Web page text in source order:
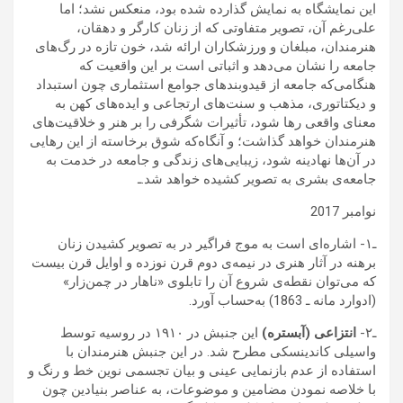
این نمایشگاه به نمایش گذارده شده بود، منعکس نشد؛ اما
علی‌رغم آن، تصویر متفاوتی که از زنان کارگر و دهقان،
هنرمندان، مبلغان و ورزشکاران ارائه شد، خون تازه‌‌ در رگ‌های
جامعه را نشان می‌دهد و اثباتی است بر این واقعیت که
هنگامی‌که جامعه از قیدوبندهای جوامع استثماری چون استبداد
و دیکتاتوری، مذهب و سنت‌های ارتجاعی و ایده‌های کهن به
معنای واقعی رها شود، تأثیرات شگرفی را بر هنر و خلاقیت‌های
هنرمندان خواهد گذاشت؛ و آنگاه‌که شوق برخاسته از این رهایی
در آن‌ها نهادینه شود، زیبایی‌های زندگی و جامعه در خدمت به
جامعه‌ی بشری به تصویر کشیده خواهد شد.ـ
نوامبر 2017
ـ۱- اشاره‌ای است به موج فراگیر در به تصویر کشیدن زنان
برهنه در آثار هنری در نیمه‌ی دوم قرن نوزده و اوایل قرن بیست
که می‌توان نقطه‌ی شروع آن را تابلوی «ناهار در چمن‌زار»
(ادوارد مانه ـ 1863) به‌حساب آورد.
ـ۲-
انتزاعی (آبستره)
این جنبش در ۱۹۱۰ در روسیه توسط
واسیلی کاندینسکی مطرح شد. در این جنبش هنرمندان با
استفاده از عدم بازنمایی عینی و بیان تجسمی نوین خط و رنگ و
با خلاصه نمودن مضامین و موضوعات، به عناصر بنیادین چون